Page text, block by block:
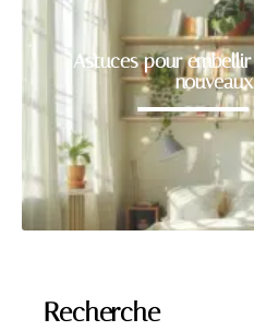
Astuces pour
Recherche